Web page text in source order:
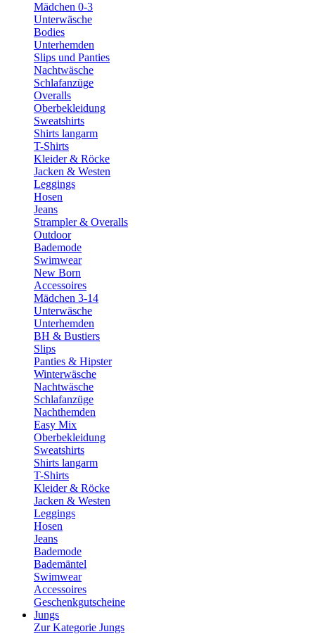
Mädchen 0-3
Unterwäsche
Bodies
Unterhemden
Slips und Panties
Nachtwäsche
Schlafanzüge
Overalls
Oberbekleidung
Sweatshirts
Shirts langarm
T-Shirts
Kleider & Röcke
Jacken & Westen
Leggings
Hosen
Jeans
Strampler & Overalls
Outdoor
Bademode
Swimwear
New Born
Accessoires
Mädchen 3-14
Unterwäsche
Unterhemden
BH & Bustiers
Slips
Panties & Hipster
Winterwäsche
Nachtwäsche
Schlafanzüge
Nachthemden
Easy Mix
Oberbekleidung
Sweatshirts
Shirts langarm
T-Shirts
Kleider & Röcke
Jacken & Westen
Leggings
Hosen
Jeans
Bademode
Bademäntel
Swimwear
Accessoires
Geschenkgutscheine
Jungs
Zur Kategorie Jungs